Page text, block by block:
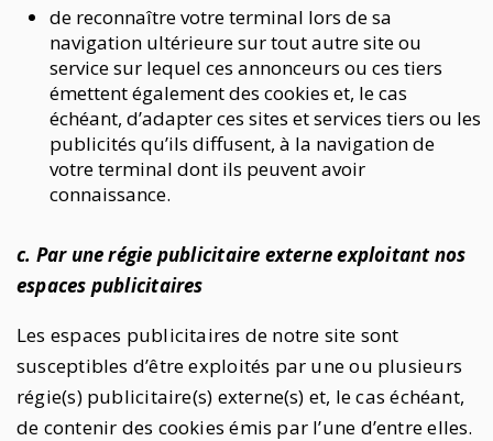
de reconnaître votre terminal lors de sa
navigation ultérieure sur tout autre site ou
service sur lequel ces annonceurs ou ces tiers
émettent également des cookies et, le cas
échéant, d’adapter ces sites et services tiers ou les
publicités qu’ils diffusent, à la navigation de
votre terminal dont ils peuvent avoir
connaissance.
c. Par une régie publicitaire externe exploitant nos
espaces publicitaires
Les espaces publicitaires de notre site sont
susceptibles d’être exploités par une ou plusieurs
régie(s) publicitaire(s) externe(s) et, le cas échéant,
de contenir des cookies émis par l’une d’entre elles.